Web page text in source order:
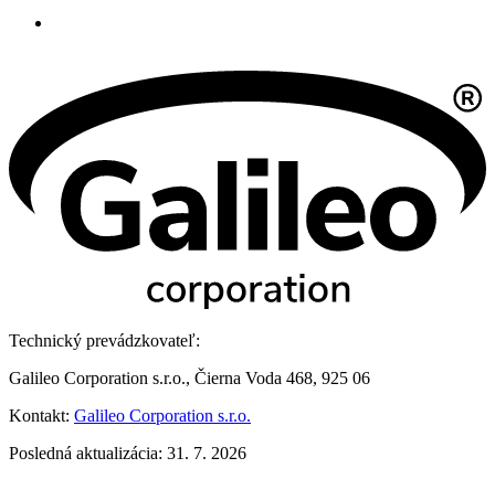
Technický prevádzkovateľ:
Galileo Corporation s.r.o., Čierna Voda 468, 925 06
Kontakt: Galileo Corporation s.r.o.
Posledná aktualizácia: 31. 7. 2026